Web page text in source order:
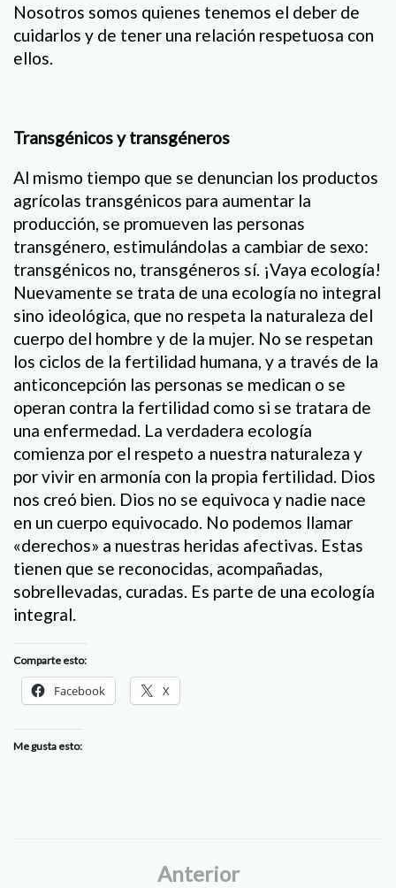
Nosotros somos quienes tenemos el deber de
cuidarlos y de tener una relación respetuosa con
ellos.
Transgénicos y transgéneros
Al mismo tiempo que se denuncian los productos
agrícolas transgénicos para aumentar la
producción, se promueven las personas
transgénero, estimulándolas a cambiar de sexo:
transgénicos no, transgéneros sí. ¡Vaya ecología!
Nuevamente se trata de una ecología no integral
sino ideológica, que no respeta la naturaleza del
cuerpo del hombre y de la mujer. No se respetan
los ciclos de la fertilidad humana, y a través de la
anticoncepción las personas se medican o se
operan contra la fertilidad como si se tratara de
una enfermedad. La verdadera ecología
comienza por el respeto a nuestra naturaleza y
por vivir en armonía con la propia fertilidad. Dios
nos creó bien. Dios no se equivoca y nadie nace
en un cuerpo equivocado. No podemos llamar
«derechos» a nuestras heridas afectivas. Estas
tienen que se reconocidas, acompañadas,
sobrellevadas, curadas. Es parte de una ecología
integral.
Comparte esto:
Facebook X
Me gusta esto:
Anterior